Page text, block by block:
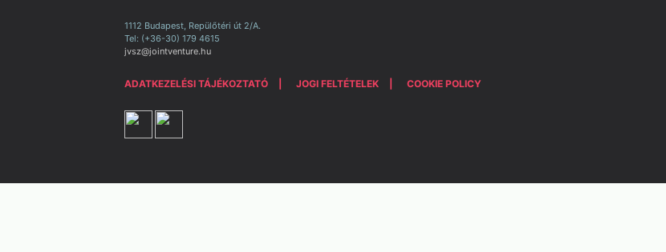
1112 Budapest, Repülőtéri út 2/A.
Tel: (+36-30) 179 4615
jvsz@jointventure.hu
ADATKEZELÉSI TÁJÉKOZTATÓ JOGI FELTÉTELEK COOKIE POLICY